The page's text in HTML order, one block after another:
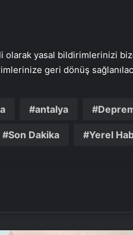
olarak yasal bildirimlerinizi
geri dönüş
antalya
Son Dakika Yerel
yağları
kapakla